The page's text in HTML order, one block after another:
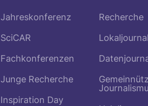
Jahreskonferenz
SciCAR
Fachkonferenzen
Junge Recherche
Inspiration Day
Recherche